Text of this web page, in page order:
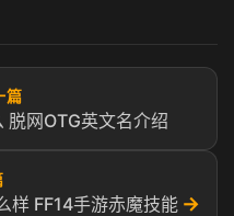
篇
网OTG英文名介绍
样 FF14手游赤魔技能 →